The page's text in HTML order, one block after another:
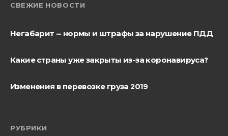
СВЕЖИЕ НОВОСТИ
Негабарит — нормы и штрафы за нарушение ПДД
Какие страны уже закрыты из-за коронавируса?
Изменения в перевозке груза 2019
РУБРИКИ